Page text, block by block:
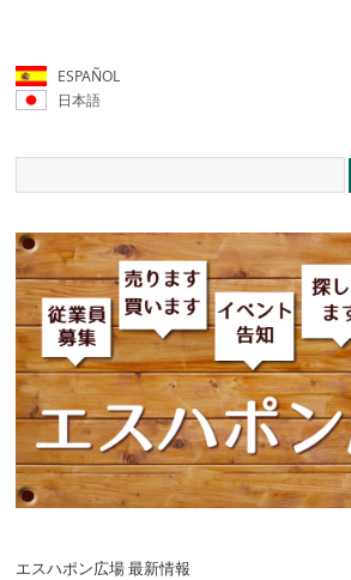
ESPAÑOL
日本語
エスハポン広場 最新情報